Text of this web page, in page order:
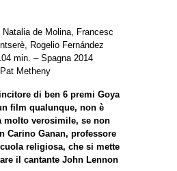
de Molina, Francesc
Rogelio Fernández
min. – Spagna 2014
Metheny
di ben 6 premi Goya
film qualunque, non è
molto verosimile, se non
Carino Ganan, professore
religiosa, che si mette
il cantante John Lennon